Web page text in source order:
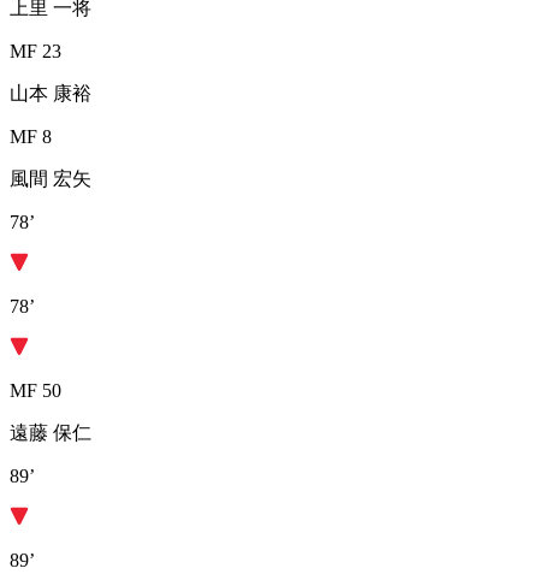
上里 一将
MF 23
山本 康裕
MF 8
風間 宏矢
78’
78’
MF 50
遠藤 保仁
89’
89’